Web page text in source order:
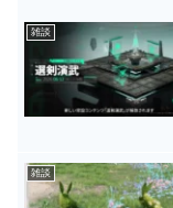
雑談
雑談